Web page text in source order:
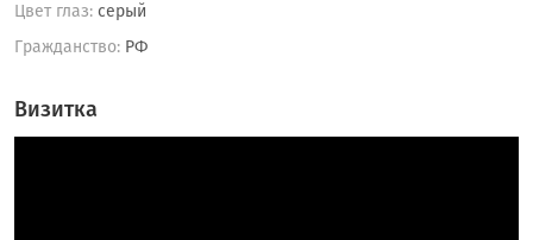
Цвет глаз: серый
Гражданство: РФ
Визитка